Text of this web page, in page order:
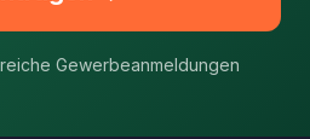
Gewerbeanmeldungen